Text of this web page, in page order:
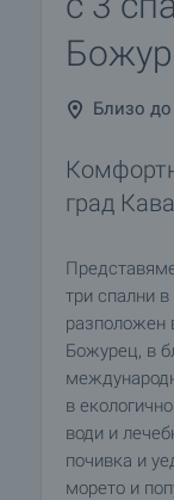
Близо до
град
три спални
разположен
Божурец, в
в
води и
почивка и
морето и